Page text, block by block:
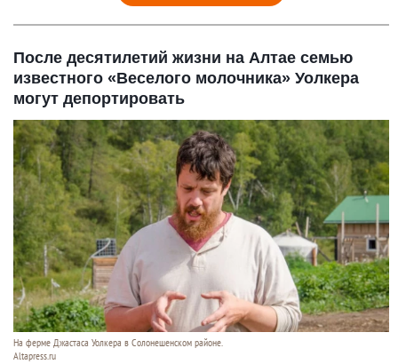
После десятилетий жизни на Алтае семью
известного «Веселого молочника» Уолкера
могут депортировать
На ферме Джастаса Уолкера в Солонешенском районе.
Altapress.ru